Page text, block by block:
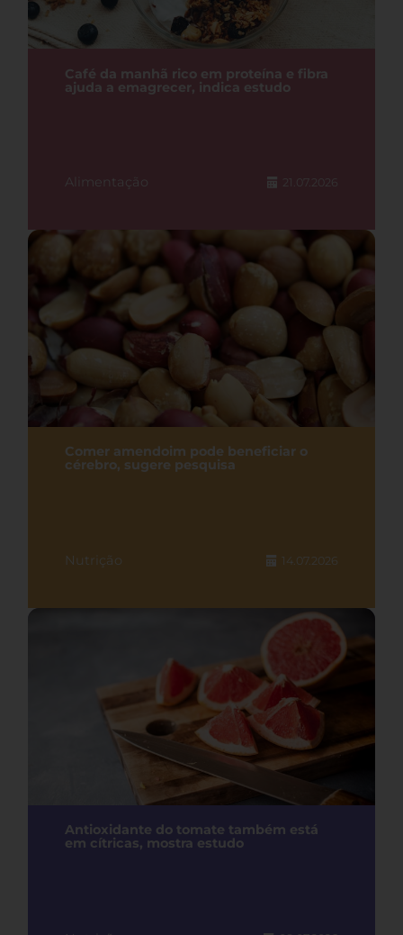
Café da manhã rico em proteína e fibra
ajuda a emagrecer, indica estudo
Alimentação 21.07.2026
Comer amendoim pode beneficiar o
cérebro, sugere pesquisa
Nutrição 14.07.2026
Antioxidante do tomate também está
em cítricas, mostra estudo